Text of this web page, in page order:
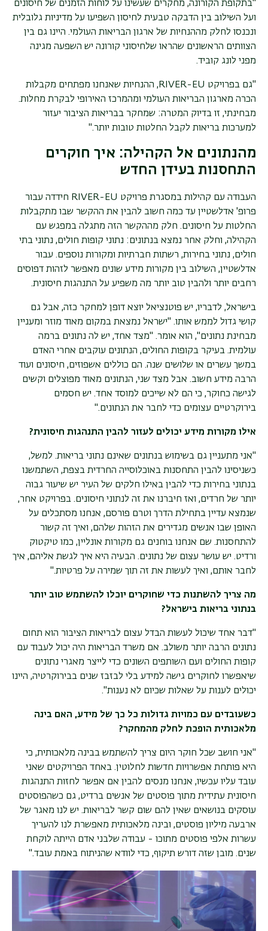
"בתקופת הקורונה, מחקרים שעשינו על לוחות הזמנים של חיסונים
ועל השילוב בין הדבקה טבעית לחיסון השפיעו על מדיניות גלובלית
ונכנסו לחלק מההנחיות של ארגון הבריאות העולמי. היינו גם בין
הצוותים הראשונים שהראו שלחיסוני קורונה יש השפעה מגינה
מפני לונג קוביד.
"גם בפרויקט RIVER-EU , ההנחיות שאנחנו מפתחים מקבלות
הכרה מארגון הבריאות העולמי ומהמרכז האירופי לבקרת מחלות.
מבחינתי, זו בדיוק המטרה: שמחקר בבריאות הציבור יעזור
למערכות בריאות לקבל החלטות טובות יותר".
מהנתונים אל הקהילה: איך חוקרים
התחסנות בעידן החדש
העבודה עם קהילות במסגרת פרויקט RIVER-EU חידדה עבור
פרופ' אדלשטיין עד כמה חשוב להבין את ההקשר שבו מתקבלות
החלטות על חיסונים. חלק מההקשר הזה מתגלה במפגש עם
הקהילה, וחלק אחר נמצא בנתונים: נתוני קופות חולים, נתוני בתי
חולים, נתוני בחירות, רשתות חברתיות ומקורות נוספים. עבור
אדלשטיין, השילוב בין מקורות מידע שונים מאפשר לזהות דפוסים
רחבים יותר ולהבין טוב יותר מה משפיע על התנהגות חיסונית.
בישראל, לדבריו, יש פוטנציאל יוצא דופן למחקר כזה, אבל גם
קושי גדול לממש אותו. "ישראל נמצאת במקום מאוד מוזר ומעניין
מבחינת נתונים", הוא אומר. "מצד אחד, יש לה נתונים ברמה
עולמית. בעיקר בקופות החולים, הנתונים עוקבים אחרי האדם
במשך עשרים או שלושים שנה. הם כוללים אשפוזים, חיסונים ועוד
הרבה מידע חשוב. אבל מצד שני, הנתונים מאוד מפוצלים וקשים
לגישה כחוקר, כי הם לא שייכים למוסד אחד. יש חסמים
בירוקרטיים עצומים כדי לחבר את הנתונים".
אילו מקורות מידע יכולים לעזור להבין התנהגות חיסונית?
"אני מתעניין גם בשימוש בנתונים שאינם נתוני בריאות. למשל,
כשניסינו להבין התחסנות באוכלוסייה החרדית בצפת, השתמשנו
בנתוני בחירות כדי להבין באילו חלקים של העיר יש שיעור גבוה
יותר של חרדים, ואז חיברנו את זה לנתוני חיסונים. בפרויקט אחר,
שנמצא עדיין בתחילת הדרך וטרם פורסם, אנחנו מסתכלים על
האופן שבו אנשים מגדירים את הזהות שלהם, ואיך זה קשור
להתחסנות. שם אנחנו בוחנים גם מקורות אונליין, כמו טיקטוק
ורדיט. יש עושר עצום של נתונים. הבעיה היא איך לגשת אליהם, איך
לחבר אותם, ואיך לעשות את זה תוך שמירה על פרטיות".
מה צריך להשתנות כדי שחוקרים יוכלו להשתמש טוב יותר
בנתוני בריאות בישראל?
"דבר אחד שיכול לעשות הבדל עצום לבריאות הציבור הוא תחום
נתונים הרבה יותר משולב. אם משרד הבריאות היה יכול לעבוד עם
קופות החולים ועם השותפים השונים כדי לייצר מאגרי נתונים
שיאפשרו לחוקרים גישה למידע בלי לבזבז שנים בבירוקרטיה, היינו
יכולים לענות על שאלות שכיום לא נענות".
כשעובדים עם כמויות גדולות כל כך של מידע, האם בינה
מלאכותית הופכת לחלק מהמחקר?
"אני חושב שכל חוקר היום צריך להשתמש בבינה מלאכותית, כי
היא פותחת אפשרויות חדשות לחלוטין. באחד הפרויקטים שאני
עובד עליו עכשיו, אנחנו מנסים להבין אם אפשר לחזות התנהגות
חיסונית עתידית מתוך פוסטים של אנשים ברדיט, גם כשהפוסטים
עוסקים בנושאים שאין להם שום קשר לבריאות. יש לנו מאגר של
ארבעה מיליון פוסטים, ובינה מלאכותית מאפשרת לנו להעריך
עשרות אלפי פוסטים מתוכו - עבודה שלבני אדם הייתה לוקחת
שנים. מובן שזה דורש תיקוף, כדי לוודא שהניתוח באמת עובד".